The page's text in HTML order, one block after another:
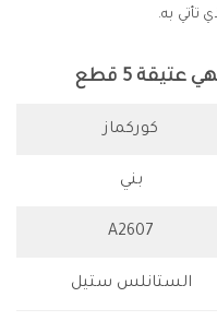
تأتي به.
5 قطع
كوركماز
بني
A2607
الستانلس ستيل